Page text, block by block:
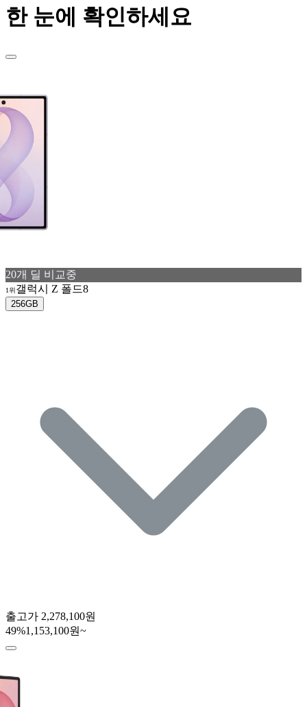
한 눈에 확인하세요
20개 딜 비교중
1위갤럭시 Z 폴드8
256GB
출고가 2,278,100원
49%1,153,100원~